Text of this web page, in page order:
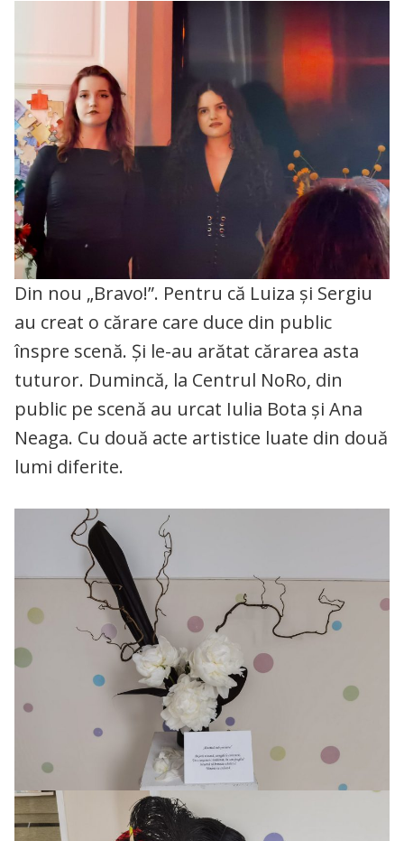
Din nou „Bravo!”. Pentru că Luiza și Sergiu
au creat o cărare care duce din public
înspre scenă. Și le-au arătat cărarea asta
tuturor. Dumincă, la Centrul NoRo, din
public pe scenă au urcat Iulia Bota și Ana
Neaga. Cu două acte artistice luate din două
lumi diferite.